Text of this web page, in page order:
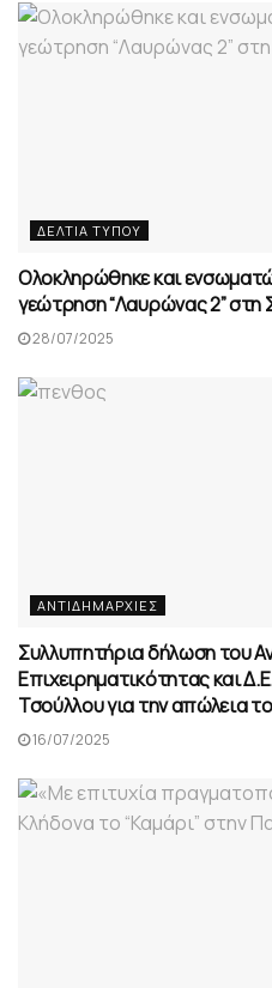
ΔΕΛΤΊΑ ΤΎΠΟΥ
Ολοκληρώθηκε και
γεώτρηση “Λαυρώνας 2” στη
28/07/2025
ΑΝΤΙΔΗΜΑΡΧΊΕΣ
Συλλυπητήρια δήλωση του
Επιχειρηματικότητας και
Τσούλλου για την απώλεια
16/07/2025